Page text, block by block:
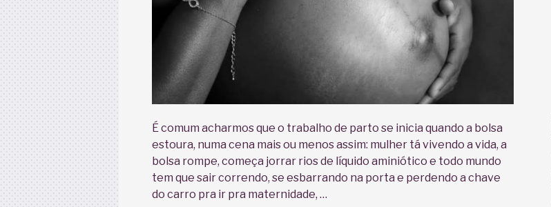
É comum acharmos que o trabalho de parto se inicia quando a bolsa
estoura, numa cena mais ou menos assim: mulher tá vivendo a vida, a
bolsa rompe, começa jorrar rios de líquido aminiótico e todo mundo
tem que sair correndo, se esbarrando na porta e perdendo a chave
do carro pra ir pra maternidade, …